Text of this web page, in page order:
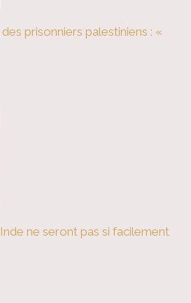
prisonniers palestiniens : «
ne seront pas si facilement